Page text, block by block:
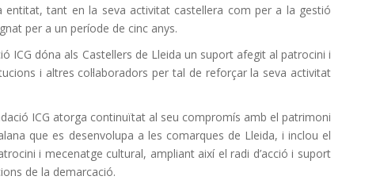
entitat, tant en la seva activitat castellera com per a la gestió
per a un període de cinc anys.
ICG dóna als Castellers de Lleida un suport afegit al patrocini i
i altres col·laboradors per tal de reforçar la seva activitat
ICG atorga continuïtat al seu compromís amb el patrimoni
que es desenvolupa a les comarques de Lleida, i inclou el
i mecenatge cultural, ampliant així el radi d’acció i suport
de la demarcació.